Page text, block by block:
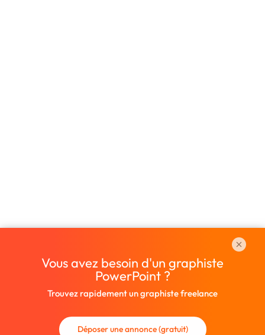
Vous avez besoin d'un graphiste
PowerPoint ?
Trouvez rapidement un graphiste freelance
Déposer une annonce (gratuit)